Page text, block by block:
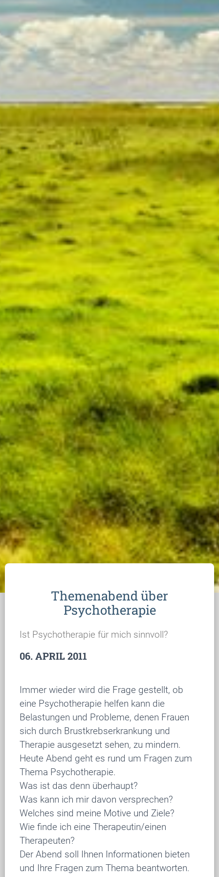
Themenabend über
Psychotherapie
Ist Psychotherapie für mich sinnvoll?
06. APRIL 2011
Immer wieder wird die Frage gestellt, ob
eine Psychotherapie helfen kann die
Belastungen und Probleme, denen Frauen
sich durch Brustkrebserkrankung und
Therapie ausgesetzt sehen, zu mindern.
Heute Abend geht es rund um Fragen zum
Thema Psychotherapie.
Was ist das denn überhaupt?
Was kann ich mir davon versprechen?
Welches sind meine Motive und Ziele?
Wie finde ich eine Therapeutin/einen
Therapeuten?
Der Abend soll Ihnen Informationen bieten
und Ihre Fragen zum Thema beantworten.